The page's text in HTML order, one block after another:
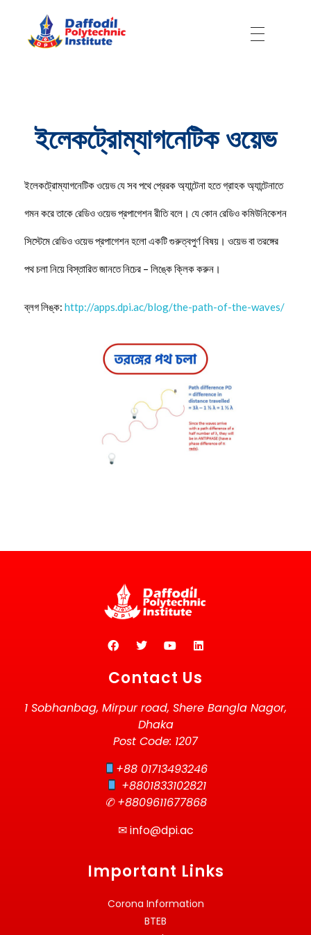
ইলেকট্রোম্যাগনেটিক ওয়েভ
ইলেকট্রোম্যাগনেটিক ওয়েভ যে সব পথে প্রেরক অ্যান্টেনা হতে গ্রাহক অ্যান্টেনাতে
গমন করে তাকে রেডিও ওয়েভ প্রপাগেশন রীতি বলে। যে কোন রেডিও কমিউনিকেশন
সিস্টেমে রেডিও ওয়েভ প্রপাগেশন হলো একটি গুরুত্বপুর্ণ বিষয়। ওয়েভ বা তরঙ্গের
পথ চলা নিয়ে বিস্তারিত জানতে নিচের – লিঙ্কে ক্লিক করুন।
ব্লগ লিঙ্ক: http://apps.dpi.ac/blog/the-path-of-the-waves/
Contact Us
1 Sobhanbag, Mirpur road, Shere Bangla Nagor,
Dhaka
Post Code: 1207
+88 01713493246
+8801833102821
✆ +8809611677868
✉info@dpi.ac
Important Links
Corona Information
BTEB